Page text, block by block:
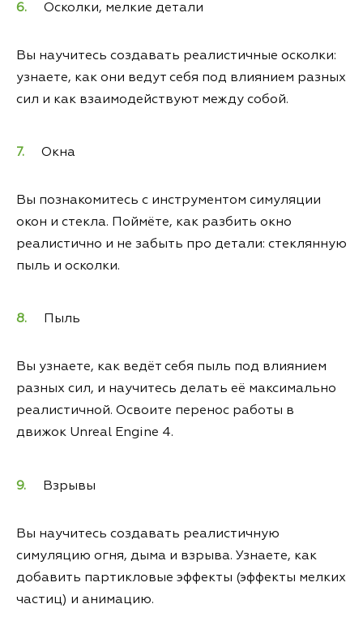
Осколки, мелкие детали
Вы научитесь создавать реалистичные осколки:
узнаете, как они ведут себя под влиянием разных
сил и как взаимодействуют между собой.
Окна
Вы познакомитесь с инструментом симуляции
окон и стекла. Поймёте, как разбить окно
реалистично и не забыть про детали: стеклянную
пыль и осколки.
Пыль
Вы узнаете, как ведёт себя пыль под влиянием
разных сил, и научитесь делать её максимально
реалистичной. Освоите перенос работы в
движок Unreal Engine 4.
Взрывы
Вы научитесь создавать реалистичную
симуляцию огня, дыма и взрыва. Узнаете, как
добавить партикловые эффекты (эффекты мелких
частиц) и анимацию.